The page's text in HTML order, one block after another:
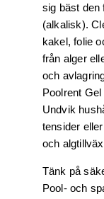
sig bäst den
(alkalisk).
kakel, folie
från alger
och
Poolrent Gel
Undvik
tensider
och
Tänk på
Pool- och